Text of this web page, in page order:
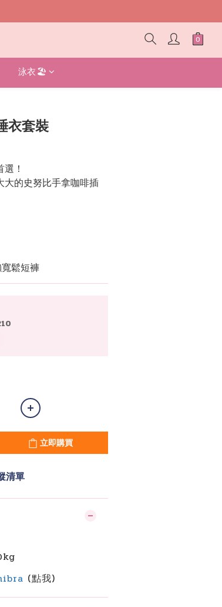
泳衣🏖️
衣套裝
！
的史努比手拿咖啡插
鬆短褲
立即購買
清單
(點我)